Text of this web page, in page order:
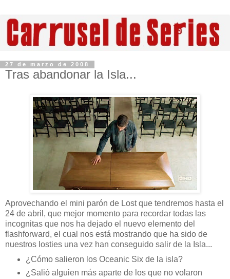
27 de marzo de 2008
Tras abandonar la Isla...
Aprovechando el mini parón de Lost que tendremos hasta el
24 de abril, que mejor momento para recordar todas las
incognitas que nos ha dejado el nuevo elemento del
flashforward, el cual nos está mostrando que ha sido de
nuestros losties una vez han conseguido salir de la Isla...
¿Cómo salieron los Oceanic Six de la isla?
¿Salió alguien más aparte de los que no volaron